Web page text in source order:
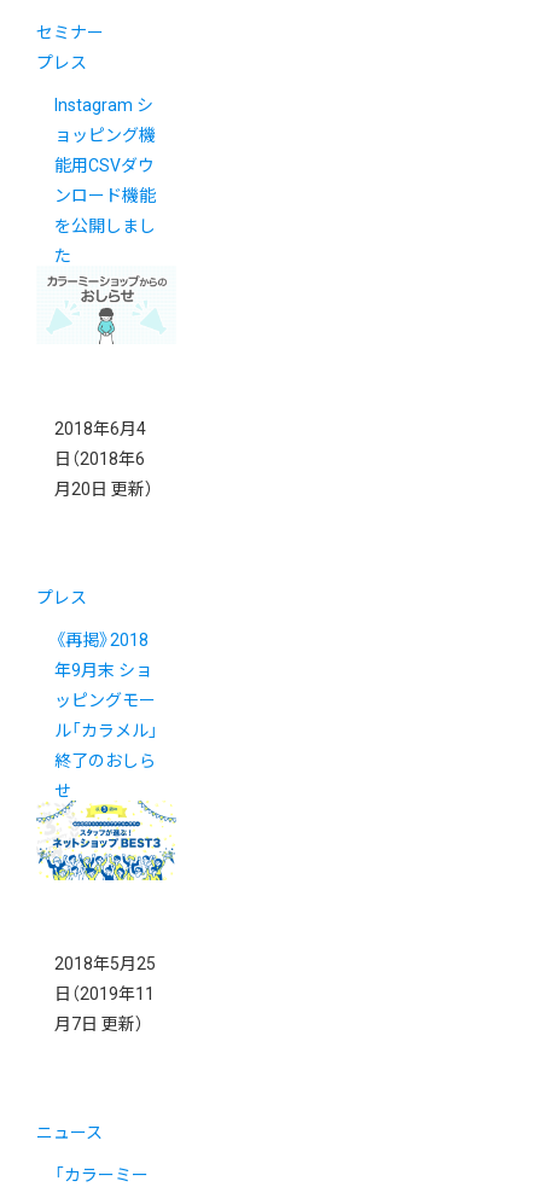
セミナー
プレス
Instagram シ
ョッピング機
能用CSVダウ
ンロード機能
を公開しまし
た
2018年6月4
日 （2018年6
月20日 更新）
プレス
《再掲》2018
年9月末 ショ
ッピングモー
ル「カラメル」
終了のおしら
せ
2018年5月25
日 （2019年11
月7日 更新）
ニュース
「カラーミー